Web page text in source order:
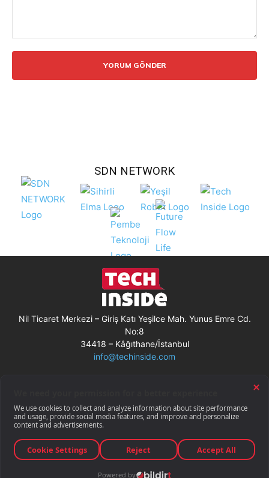
SDN NETWORK
Nil Ticaret Merkezi – Giriş Katı Yeşilce Mah. Yunus Emre Cd.
No:8
34418 – Kâğıthane/İstanbul
info@techinside.com
Gizlilik Bildirimi
RSS
© Techinside.com, İnternet Medyası